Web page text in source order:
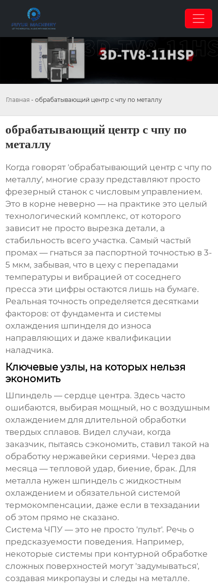
Главная - обрабатывающий центр с чпу по металлу
обрабатывающий центр с чпу по
металлу
Когда говорят 'обрабатывающий центр с чпу по
металлу', многие сразу представляют просто
фрезерный станок с числовым управлением.
Это в корне неверно — на практике это целый
технологический комплекс, от которого
зависит не просто вырезка детали, а
стабильность всего участка. Самый частый
промах — гнаться за паспортной точностью в 3-
5 мкм, забывая, что в цеху с перепадами
температуры и вибрацией от соседнего
пресса эти цифры остаются лишь на бумаге.
Реальная точность определяется десятками
факторов: от фундамента и системы
охлаждения шпинделя до износа
направляющих и даже квалификации
наладчика.
Ключевые узлы, на которых нельзя
экономить
Шпиндель — сердце центра. Здесь часто
ошибаются, выбирая мощный, но с воздушным
охлаждением для длительной обработки
твердых сплавов. Видел случаи, когда
заказчик, пытаясь сэкономить, ставил такой на
обработку нержавейки сериями. Через два
месяца — тепловой удар, биение, брак. Для
металла нужен шпиндель с жидкостным
охлаждением и обязательной системой
термокомпенсации, даже если в техзадании
об этом прямо не сказано.
Система ЧПУ — это не просто 'пульт'. Речь о
предсказуемости поведения. Например,
некоторые системы при контурной обработке
сложных поверхностей могут 'задумываться',
создавая микропаузы и следы на металле.